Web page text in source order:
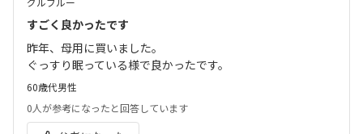
すごく良かったです
昨年、母用に買いました。
ぐっすり眠っている様で良かったです。
60歳代男性
0人が参考になったと回答しています